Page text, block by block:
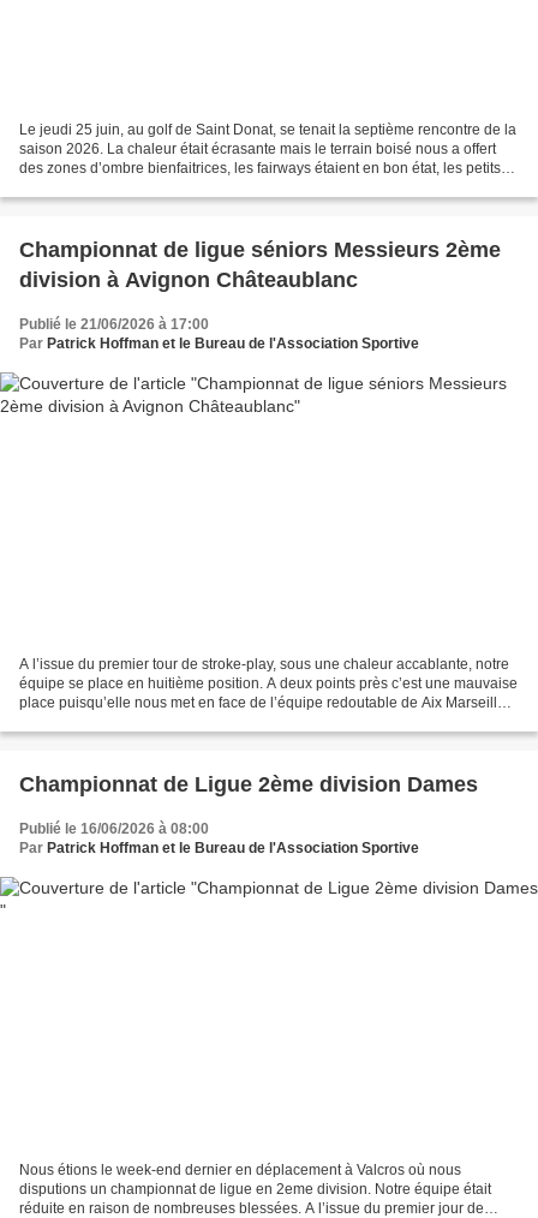
Le jeudi 25 juin, au golf de Saint Donat, se tenait la septième rencontre de la
saison 2026. La chaleur était écrasante mais le terrain boisé nous a offert
des zones d’ombre bienfaitrices, les fairways étaient en bon état, les petits
Championnat de ligue séniors Messieurs 2ème
division à Avignon Châteaublanc
Publié le 21/06/2026 à 17:00
Par Patrick Hoffman et le Bureau de l'Association Sportive
A l’issue du premier tour de stroke-play, sous une chaleur accablante, notre
équipe se place en huitième position. A deux points près c’est une mauvaise
place puisqu’elle nous met en face de l’équipe redoutable de Aix Marseille,
Championnat de Ligue 2ème division Dames
Publié le 16/06/2026 à 08:00
Par Patrick Hoffman et le Bureau de l'Association Sportive
Nous étions le week-end dernier en déplacement à Valcros où nous
disputions un championnat de ligue en 2eme division. Notre équipe était
réduite en raison de nombreuses blessées. A l’issue du premier jour de